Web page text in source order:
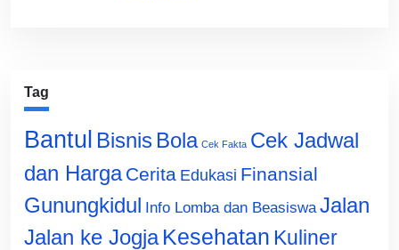
Tag
Bantul Bisnis Bola Cek Fakta Cek Jadwal
dan Harga Cerita Edukasi Finansial
Gunungkidul Info Lomba dan Beasiswa Jalan
Jalan ke Jogja Kesehatan Kuliner